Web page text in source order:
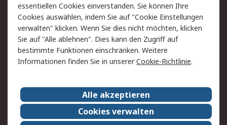
RS Verkaufs- und
Lieferbedingungen
Datenschutz
Cookie-Richtlinie
Zahlungsbedingungen
Impressum
Webseite Konditionen
RS weltweit
Karriere bei RS
Nachhaltigkeit
essentiellen Cookies einverstanden. Sie können Ihre
Cookies auswählen, indem Sie auf "Cookie Einstellungen
verwalten" klicken. Wenn Sie dies nicht möchten, klicken
Sie auf "Alle ablehnen". Dies kann den Zugriff auf
bestimmte Funktionen einschränken. Weitere
Informationen finden Sie in unsererCookie-Richtlinie.
Alle akzeptieren
Cookies verwalten